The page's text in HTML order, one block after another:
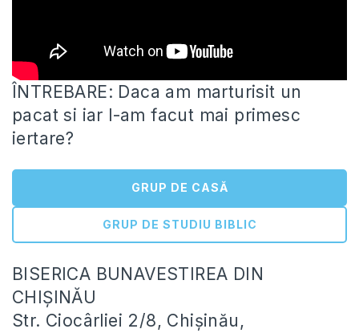
ÎNTREBARE: Daca am marturisit un
pacat si iar l-am facut mai primesc
iertare?
GRUP DE CASĂ
GRUP DE STUDIU BIBLIC
BISERICA BUNAVESTIREA DIN
CHIȘINĂU
Str. Ciocârliei 2/8, Chișinău,